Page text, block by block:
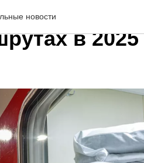
новости
новых
в 2025